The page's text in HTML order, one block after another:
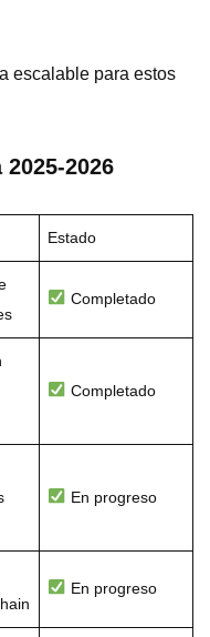
escalable para estos
2026
Estado
Completado
Completado
En progreso
En progreso